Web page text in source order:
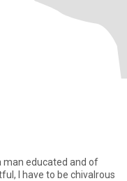
man educated and of
I have to be chivalrous